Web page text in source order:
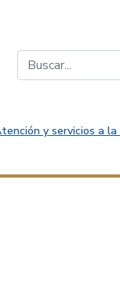
y servicios a la